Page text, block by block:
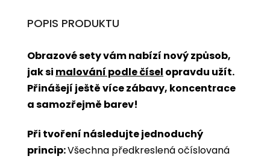
POPIS PRODUKTU
Obrazové sety vám nabízí nový způsob,
jak si malování podle čísel opravdu užít.
Přinášejí ještě více zábavy, koncentrace
a samozřejmě barev!
Při tvoření následujte jednoduchý
princip:Všechna předkreslená očíslovaná